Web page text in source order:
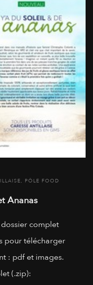
, PÔLE FOOD
Ananas
complet
pour télécharger
: pdf et images.
(.zip):